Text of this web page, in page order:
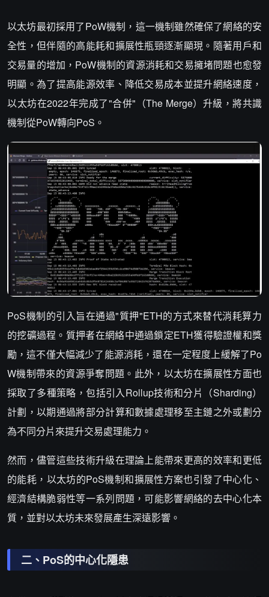
以太坊最初採用了PoW機制，這一機制雖然確保了網絡的安
全性，但伴隨的高能耗和擴展性瓶頸逐漸顯現。隨著用戶和
交易量的增加，PoW機制的資源消耗和交易擁堵問題也愈發
明顯。為了提高能源效率、降低交易成本並提升網絡速度，
以太坊在2022年完成了"合併"（The Merge）升級，將共識
機制從PoW轉向PoS。
PoS機制的引入旨在通過"質押"ETH的方式來替代消耗算力
的挖礦過程。質押者在網絡中通過鎖定ETH獲得驗證權和獎
勵，這不僅大幅減少了能源消耗，還在一定程度上緩解了Po
W機制帶來的資源爭奪問題。此外，以太坊在擴展性方面也
採取了多種策略，包括引入Rollup技術和分片（Sharding）
計劃，以期通過將部分計算和數據處理移至主鏈之外或劃分
為不同分片來提升交易處理能力。
然而，儘管這些技術升級在理論上能帶來更高的效率和更低
的能耗，以太坊的PoS機制和擴展性方案也引發了中心化、
經濟結構脆弱性等一系列問題，可能影響網絡的去中心化本
質，並對以太坊未來發展產生深遠影響。
二、PoS的中心化隱患